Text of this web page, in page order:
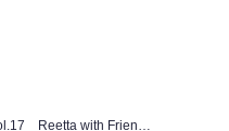
Reetta with Frien…